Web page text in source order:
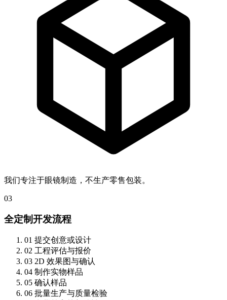
我们专注于眼镜制造，不生产零售包装。
03
全定制开发流程
01 提交创意或设计
02 工程评估与报价
03 2D 效果图与确认
04 制作实物样品
05 确认样品
06 批量生产与质量检验